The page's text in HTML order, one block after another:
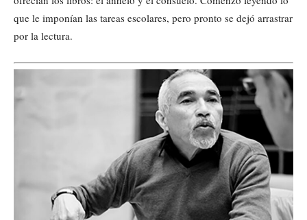
que le imponían las tareas escolares, pero pronto se dejó arrastrar
por la lectura.